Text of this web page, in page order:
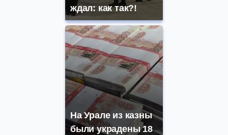
ждал: как так?!
На Урале из казны
были украдены 18